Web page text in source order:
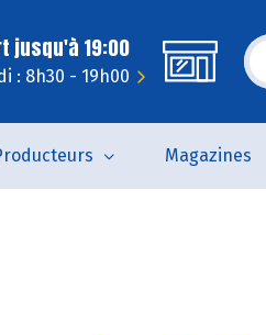
jusqu'à 19:00
: 8h30 - 19h00
Magazines